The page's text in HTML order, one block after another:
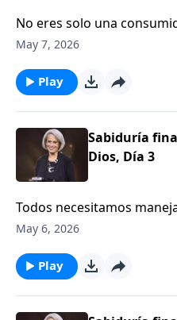
No eres solo una
ser una administradora. Él
Descubre cómo hacerlo
edificante episodio de
May 7, 2026
Play
Sabiduría
Dios, Día 3
Todos necesitamos
Sin embargo, parece que
tus finanzas en el episodio
Aviva Nuestros Corazones.
May 6, 2026
Play